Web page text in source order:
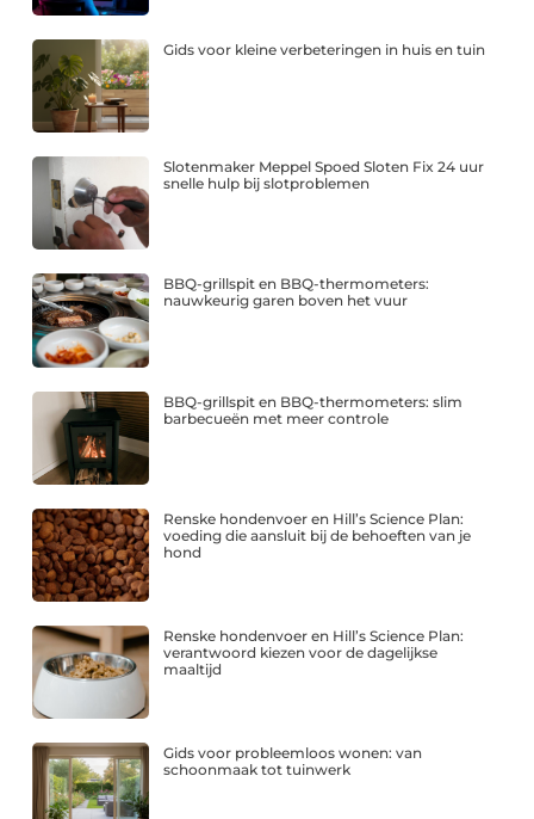
Gids voor kleine verbeteringen in huis en tuin
Slotenmaker Meppel Spoed Sloten Fix 24 uur
snelle hulp bij slotproblemen
BBQ-grillspit en BBQ-thermometers:
nauwkeurig garen boven het vuur
BBQ-grillspit en BBQ-thermometers: slim
barbecueën met meer controle
Renske hondenvoer en Hill’s Science Plan:
voeding die aansluit bij de behoeften van je
hond
Renske hondenvoer en Hill’s Science Plan:
verantwoord kiezen voor de dagelijkse
maaltijd
Gids voor probleemloos wonen: van
schoonmaak tot tuinwerk